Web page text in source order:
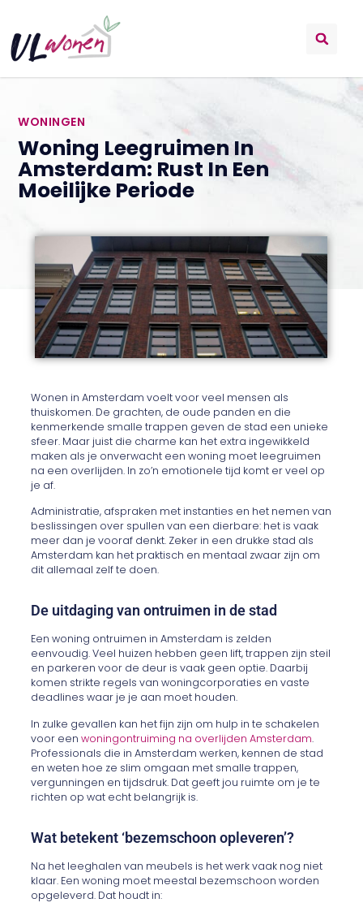
WONINGEN
Woning Leegruimen In
Amsterdam: Rust In Een
Moeilijke Periode
Wonen in Amsterdam voelt voor veel mensen als
thuiskomen. De grachten, de oude panden en die
kenmerkende smalle trappen geven de stad een unieke
sfeer. Maar juist die charme kan het extra ingewikkeld
maken als je onverwacht een woning moet leegruimen
na een overlijden. In zo’n emotionele tijd komt er veel op
je af.
Administratie, afspraken met instanties en het nemen van
beslissingen over spullen van een dierbare: het is vaak
meer dan je vooraf denkt. Zeker in een drukke stad als
Amsterdam kan het praktisch en mentaal zwaar zijn om
dit allemaal zelf te doen.
De uitdaging van ontruimen in de stad
Een woning ontruimen in Amsterdam is zelden
eenvoudig. Veel huizen hebben geen lift, trappen zijn steil
en parkeren voor de deur is vaak geen optie. Daarbij
komen strikte regels van woningcorporaties en vaste
deadlines waar je je aan moet houden.
In zulke gevallen kan het fijn zijn om hulp in te schakelen
voor eenwoningontruiming na overlijden Amsterdam.
Professionals die in Amsterdam werken, kennen de stad
en weten hoe ze slim omgaan met smalle trappen,
vergunningen en tijdsdruk. Dat geeft jou ruimte om je te
richten op wat echt belangrijk is.
Wat betekent ‘bezemschoon opleveren’?
Na het leeghalen van meubels is het werk vaak nog niet
klaar. Een woning moet meestal bezemschoon worden
opgeleverd. Dat houdt in: